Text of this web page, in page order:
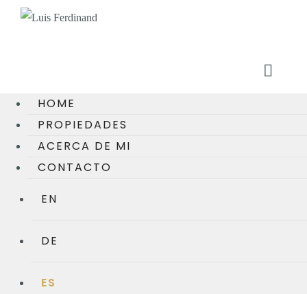
HOME
PROPIEDADES
ACERCA DE MI
CONTACTO
EN
DE
ES